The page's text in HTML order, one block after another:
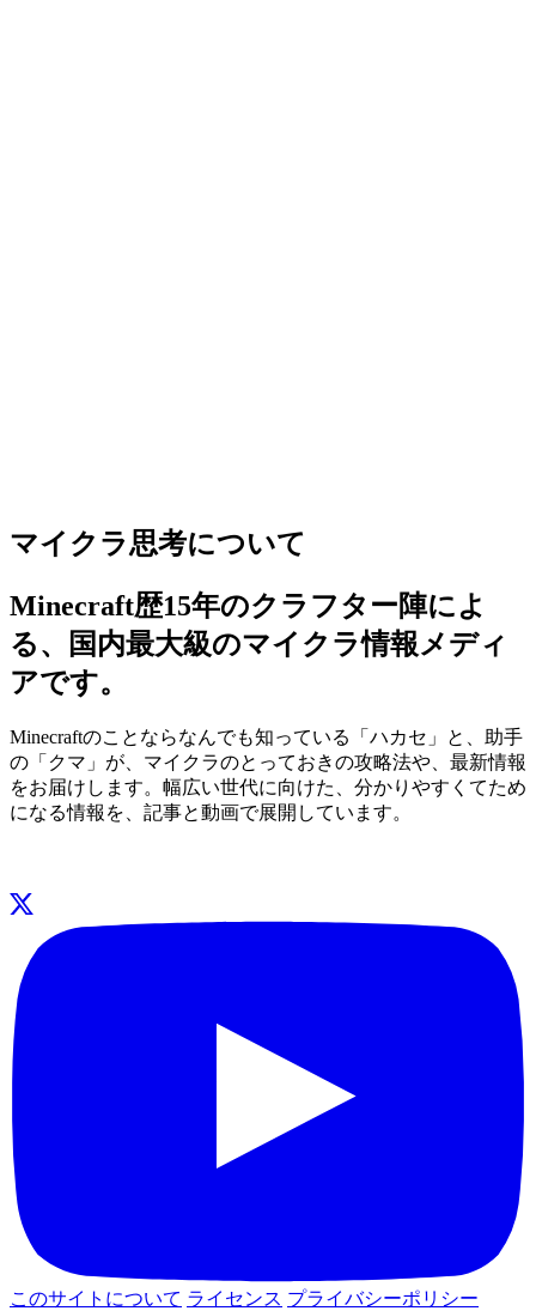
マイクラ思考について
Minecraft歴15年のクラフター陣によ
る、国内最大級のマイクラ情報メディ
アです。
Minecraftのことならなんでも知っている「ハカセ」と、助手
の「クマ」が、マイクラのとっておきの攻略法や、最新情報
をお届けします。幅広い世代に向けた、分かりやすくてため
になる情報を、記事と動画で展開しています。
このサイトについて ライセンス プライバシーポリシー